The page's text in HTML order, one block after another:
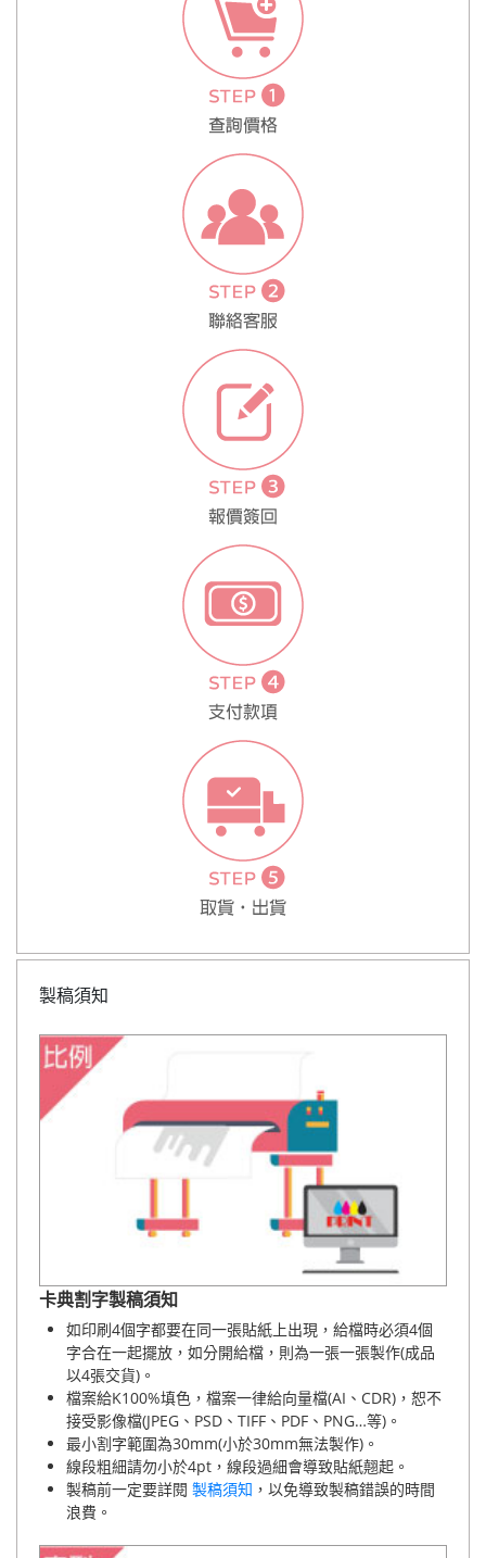
製稿須知
卡典割字製稿須知
如印刷4個字都要在同一張貼紙上出現，給檔時必須4個
字合在一起擺放，如分開給檔，則為一張一張製作(成品
以4張交貨)。
檔案給K100%填色，檔案一律給向量檔(AI、CDR)，恕不
接受影像檔(JPEG、PSD、TIFF、PDF、PNG…等)。
最小割字範圍為30mm(小於30mm無法製作)。
線段粗細請勿小於4pt，線段過細會導致貼紙翹起。
製稿前一定要詳閱 製稿須知 ，以免導致製稿錯誤的時間
浪費。